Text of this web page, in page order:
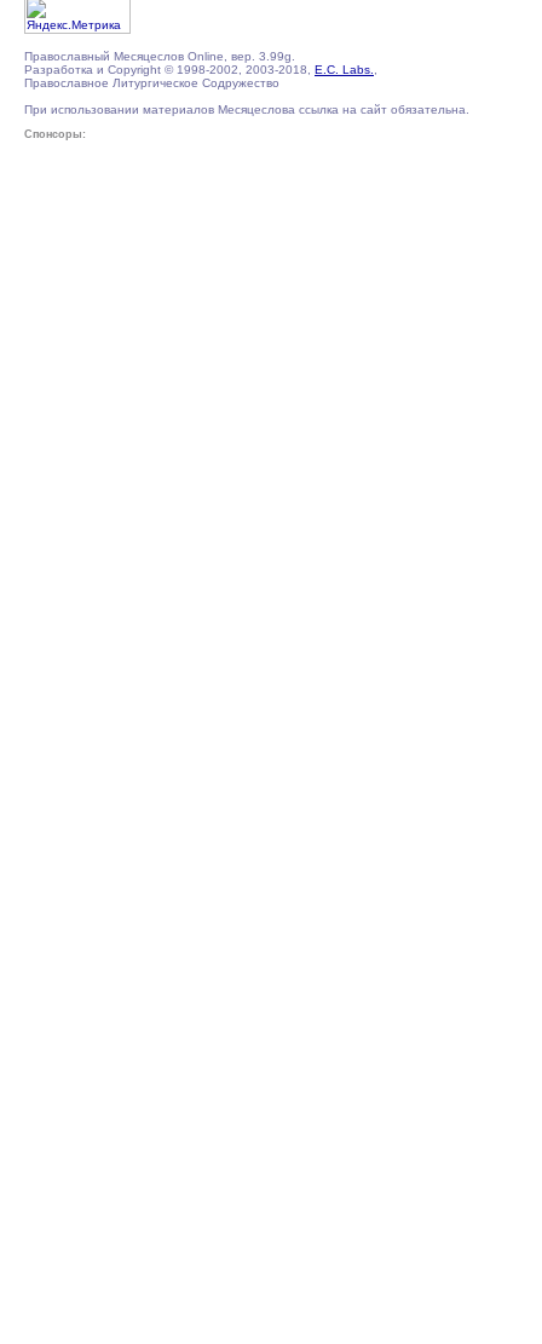
Православный Месяцеслов Online, вер. 3.99g.
Разработка и Copyright © 1998-2002, 2003-2018, E.C. Labs.
Православное Литургическое Содружество
При использовании материалов Месяцеслова ссылка на сайт обязательна.
Спонсоры: